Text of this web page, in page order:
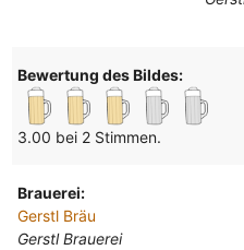
Bewertung des Bildes:
3.00 bei 2 Stimmen.
Brauerei:
Gerstl Bräu
Gerstl Brauerei